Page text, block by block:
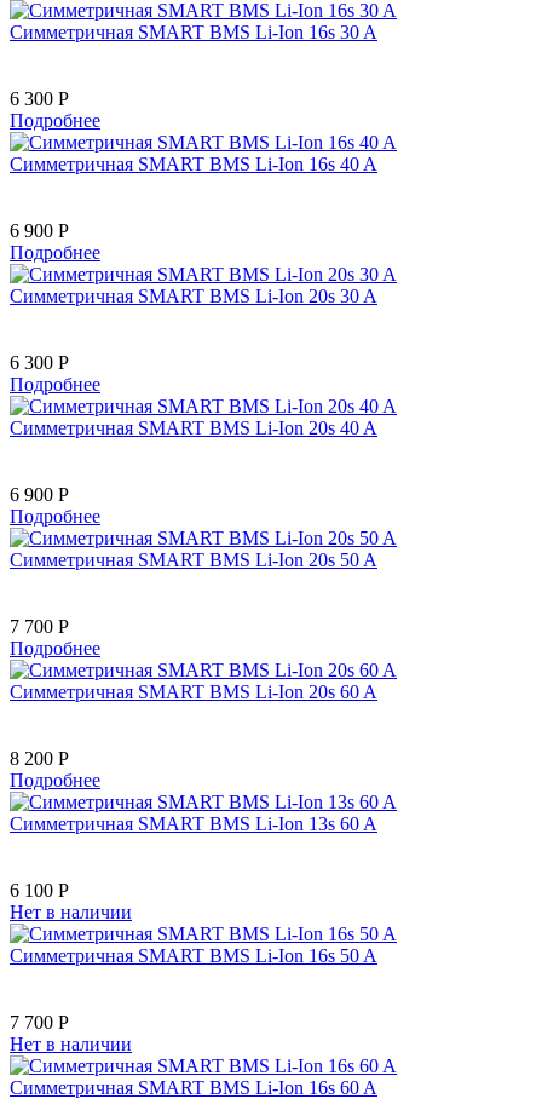
Симметричная SMART BMS Li-Ion 16s 30 A
6 300 Р
Подробнее
Симметричная SMART BMS Li-Ion 16s 40 A
6 900 Р
Подробнее
Симметричная SMART BMS Li-Ion 20s 30 A
6 300 Р
Подробнее
Симметричная SMART BMS Li-Ion 20s 40 A
6 900 Р
Подробнее
Симметричная SMART BMS Li-Ion 20s 50 A
7 700 Р
Подробнее
Симметричная SMART BMS Li-Ion 20s 60 A
8 200 Р
Подробнее
Симметричная SMART BMS Li-Ion 13s 60 A
6 100 Р
Нет в наличии
Симметричная SMART BMS Li-Ion 16s 50 A
7 700 Р
Нет в наличии
Симметричная SMART BMS Li-Ion 16s 60 A